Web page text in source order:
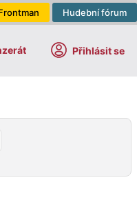
Hudební fórum
Přihlásit se